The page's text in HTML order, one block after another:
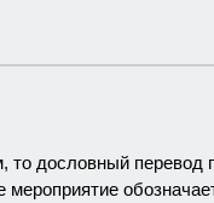
то дословный
мероприятие